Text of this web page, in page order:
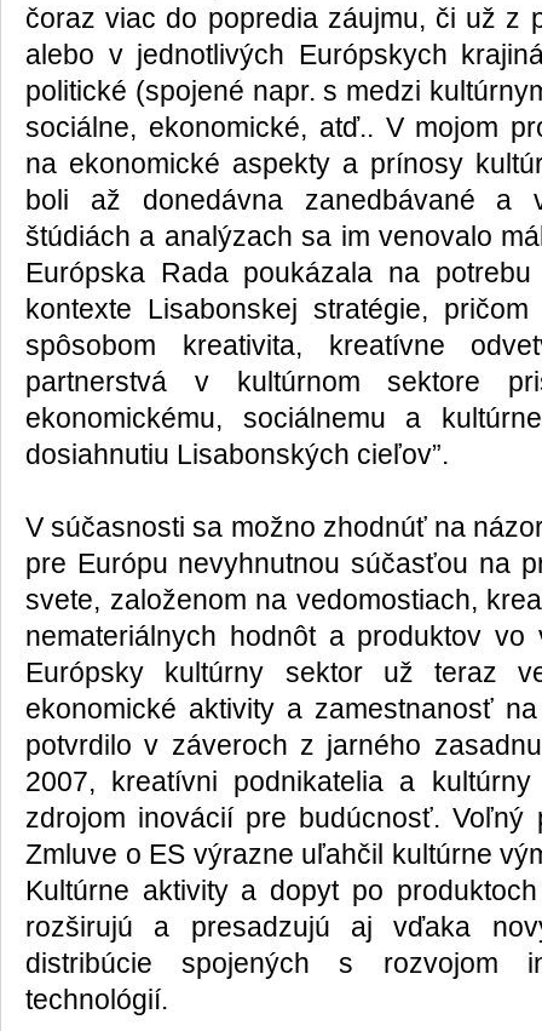
čoraz viac do popredia záujmu, či už z
alebo v jednotlivých Európskych
politické (spojené napr. s medzi
sociálne, ekonomické, atď.. V mojom
na ekonomické aspekty a prínosy
boli až donedávna zanedbávané a
štúdiách a analýzach sa im venovalo
Európska Rada poukázala na
kontexte Lisabonskej stratégie,
spôsobom kreativita, kreatívne
partnerstvá v kultúrnom sektore
ekonomickému, sociálnemu a
dosiahnutiu Lisabonských cieľov”.
V súčasnosti sa možno zhodnúť na
pre Európu nevyhnutnou súčasťou na
svete, založenom na vedomostiach,
nemateriálnych hodnôt a produktov vo
Európsky kultúrny sektor už teraz
ekonomické aktivity a zamestnanosť
potvrdilo v záveroch z jarného
2007, kreatívni podnikatelia a
zdrojom inovácií pre budúcnosť. Voľný
Zmluve o ES výrazne uľahčil kultúrne
Kultúrne aktivity a dopyt po
rozširujú a presadzujú aj vďaka
distribúcie spojených s rozvojom
technológií.